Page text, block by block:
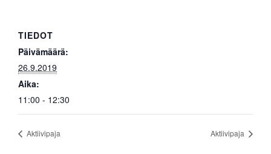
TIEDOT
Päivämäärä:
26.9.2019
Aika:
11:00 - 12:30
Aktiivipaja Aktiivipaja